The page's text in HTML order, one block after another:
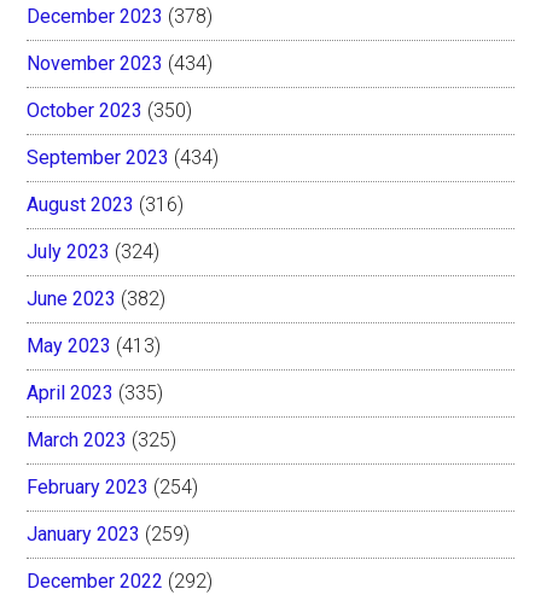
December 2023 (378)
November 2023 (434)
October 2023 (350)
September 2023 (434)
August 2023 (316)
July 2023 (324)
June 2023 (382)
May 2023 (413)
April 2023 (335)
March 2023 (325)
February 2023 (254)
January 2023 (259)
December 2022 (292)